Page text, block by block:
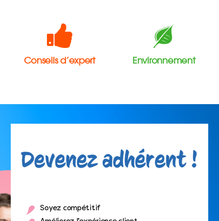
Conseils d’expert Environnement
Soyez compétitif